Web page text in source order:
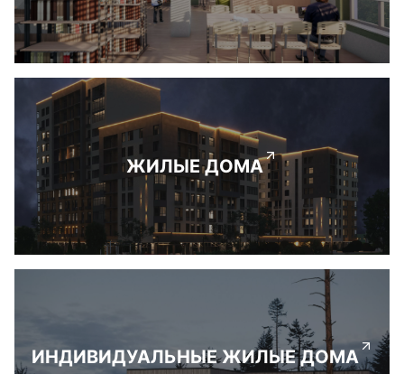
ЖИЛЫЕ ДОМА
ИНДИВИДУАЛЬНЫЕ ЖИЛЫЕ ДОМА